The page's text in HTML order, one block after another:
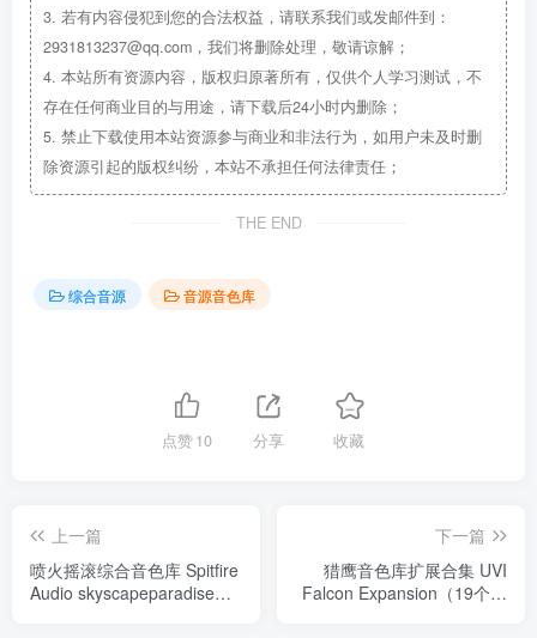
3. 若有内容侵犯到您的合法权益，请联系我们或发邮件到：
2931813237@qq.com，我们将删除处理，敬请谅解；
4. 本站所有资源内容，版权归原著所有，仅供个人学习测试，不
存在任何商业目的与用途，请下载后24小时内删除；
5. 禁止下载使用本站资源参与商业和非法行为，如用户未及时删
除资源引起的版权纠纷，本站不承担任何法律责任；
THE END
综合音源 音源音色库
点赞10 分享 收藏
上一篇
喷火摇滚综合音色库 Spitfire
Audio skyscapeparadise
下一篇
猎鹰音色库扩展合集 UVI
Falcon Expansion（19个扩